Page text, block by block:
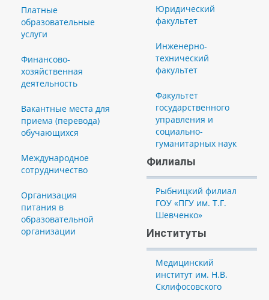
Платные
образовательные
услуги
Финансово-
хозяйственная
деятельность
Вакантные места для
приема (перевода)
обучающихся
Международное
сотрудничество
Организация
питания в
образовательной
организации
Юридический
факультет
Инженерно-
технический
факультет
Факультет
государственного
управления и
социально-
гуманитарных наук
Филиалы
Рыбницкий филиал
ГОУ «ПГУ им. Т.Г.
Шевченко»
Институты
Медицинский
институт им. Н.В.
Склифосовского